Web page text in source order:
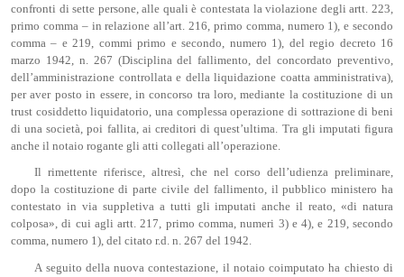
confronti di sette persone, alle quali è contestata la violazione degli artt. 223,
primo comma – in relazione all’art. 216, primo comma, numero 1), e secondo
comma – e 219, commi primo e secondo, numero 1), del regio decreto 16
marzo 1942, n. 267 (Disciplina del fallimento, del concordato preventivo,
dell’amministrazione controllata e della liquidazione coatta amministrativa),
per aver posto in essere, in concorso tra loro, mediante la costituzione di un
trust cosiddetto liquidatorio, una complessa operazione di sottrazione di beni
di una società, poi fallita, ai creditori di quest’ultima. Tra gli imputati figura
anche il notaio rogante gli atti collegati all’operazione.
Il rimettente riferisce, altresì, che nel corso dell’udienza preliminare,
dopo la costituzione di parte civile del fallimento, il pubblico ministero ha
contestato in via suppletiva a tutti gli imputati anche il reato, «di natura
colposa», di cui agli artt. 217, primo comma, numeri 3) e 4), e 219, secondo
comma, numero 1), del citato r.d. n. 267 del 1942.
A seguito della nuova contestazione, il notaio coimputato ha chiesto di